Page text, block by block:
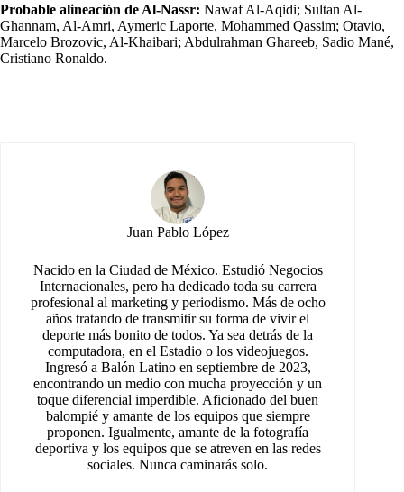
Probable alineación de Al-Nassr: Nawaf Al-Aqidi; Sultan Al-
Ghannam, Al-Amri, Aymeric Laporte, Mohammed Qassim; Otavio,
Marcelo Brozovic, Al-Khaibari; Abdulrahman Ghareeb, Sadio Mané,
Cristiano Ronaldo.
Juan Pablo López
Nacido en la Ciudad de México. Estudió Negocios
Internacionales, pero ha dedicado toda su carrera
profesional al marketing y periodismo. Más de ocho
años tratando de transmitir su forma de vivir el
deporte más bonito de todos. Ya sea detrás de la
computadora, en el Estadio o los videojuegos.
Ingresó a Balón Latino en septiembre de 2023,
encontrando un medio con mucha proyección y un
toque diferencial imperdible. Aficionado del buen
balompié y amante de los equipos que siempre
proponen. Igualmente, amante de la fotografía
deportiva y los equipos que se atreven en las redes
sociales. Nunca caminarás solo.